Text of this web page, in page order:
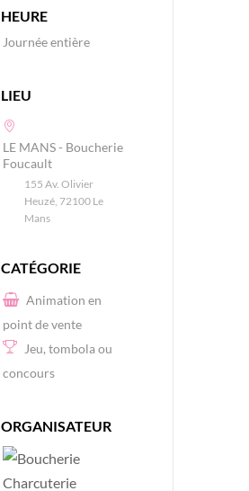
HEURE
Journée entière
LIEU
LE MANS - Boucherie
Foucault
155 Av. Olivier
Heuzé, 72100 Le
Mans
CATÉGORIE
Animation en
point de vente
Jeu, tombola ou
concours
ORGANISATEUR